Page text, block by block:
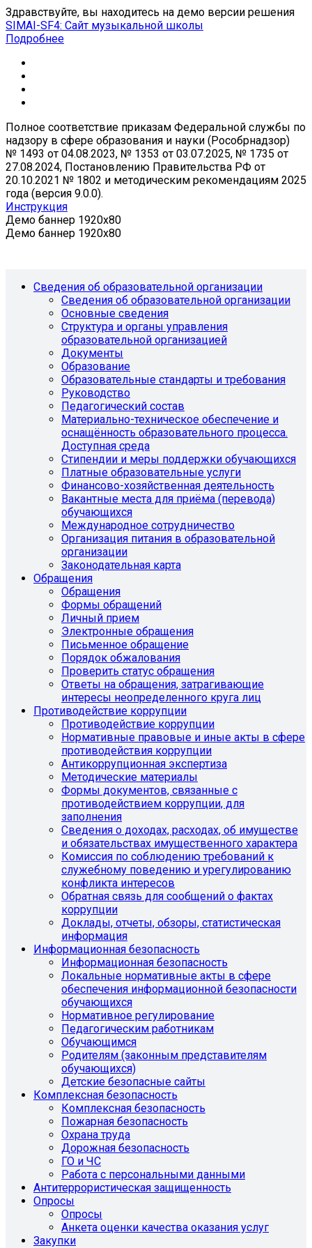
Здравствуйте, вы находитесь на демо версии решения
SIMAI-SF4: Сайт музыкальной школы
Подробнее
Полное соответствие приказам Федеральной службы по
надзору в сфере образования и науки (Рособрнадзор)
№ 1493 от 04.08.2023, № 1353 от 03.07.2025, № 1735 от
27.08.2024, Постановлению Правительства РФ от
20.10.2021 № 1802 и методическим рекомендациям 2025
года (версия 9.0.0).
Инструкция
Демо баннер 1920x80
Демо баннер 1920x80
Сведения об образовательной организации
Сведения об образовательной организации
Основные сведения
Структура и органы управления
образовательной организацией
Документы
Образование
Образовательные стандарты и требования
Руководство
Педагогический состав
Материально-техническое обеспечение и
оснащённость образовательного процесса.
Доступная среда
Стипендии и меры поддержки обучающихся
Платные образовательные услуги
Финансово-хозяйственная деятельность
Вакантные места для приёма (перевода)
обучающихся
Международное сотрудничество
Организация питания в образовательной
организации
Законодательная карта
Обращения
Обращения
Формы обращений
Личный прием
Электронные обращения
Письменное обращение
Порядок обжалования
Проверить статус обращения
Ответы на обращения, затрагивающие
интересы неопределенного круга лиц
Противодействие коррупции
Противодействие коррупции
Нормативные правовые и иные акты в сфере
противодействия коррупции
Антикоррупционная экспертиза
Методические материалы
Формы документов, связанные с
противодействием коррупции, для
заполнения
Сведения о доходах, расходах, об имуществе
и обязательствах имущественного характера
Комиссия по соблюдению требований к
служебному поведению и урегулированию
конфликта интересов
Обратная связь для сообщений о фактах
коррупции
Доклады, отчеты, обзоры, статистическая
информация
Информационная безопасность
Информационная безопасность
Локальные нормативные акты в сфере
обеспечения информационной безопасности
обучающихся
Нормативное регулирование
Педагогическим работникам
Обучающимся
Родителям (законным представителям
обучающихся)
Детские безопасные сайты
Комплексная безопасность
Комплексная безопасность
Пожарная безопасность
Охрана труда
Дорожная безопасность
ГО и ЧС
Работа с персональными данными
Антитеррористическая защищенность
Опросы
Опросы
Анкета оценки качества оказания услуг
Закупки